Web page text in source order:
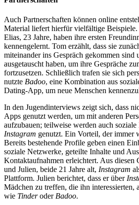
Auch Partnerschaften können online
Material liefert hierfür vielfältige Beispiele.
Elias, 23 Jahre, haben ihre ersten
kennengelernt. Tom erzählt, dass sie
miteinander ins Gespräch gekommen sind
ausgetauscht haben, um ihre Gespräche
fortzusetzen. Schließlich trafen sie sich
nutzte Badoo, eine Kombination aus
Dating-App, um neue Menschen
In den Jugendinterviews zeigt sich, dass
Apps genutzt werden, um mit anderen
aufzubauen; teilweise werden auch
Instagram genutzt. Ein Vorteil, der immer
Bereits bestehende Profile geben einen
soziale Netzwerke, geteilte Inhalte und
Kontaktaufnahmen erleichtert. Aus diesen
und Julien, beide 21 Jahre alt, Instagram
Plattform. Julien berichtet, dass er über
Mädchen zu treffen, die ihn interessierten,
wie Tinderoder Badoo.